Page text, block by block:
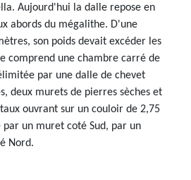
Aujourd'hui la dalle repose en
abords du mégalithe. D'une
son poids devait excéder les
comprend une chambre carré de
par une dalle de chevet
deux murets de pierres sèches et
ouvrant sur un couloir de 2,75
un muret coté Sud, par un
Nord.